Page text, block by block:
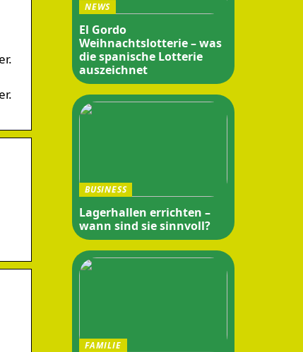
NEWS
El Gordo
Weihnachtslotterie – was
die spanische Lotterie
auszeichnet
BUSINESS
Lagerhallen errichten –
wann sind sie sinnvoll?
FAMILIE